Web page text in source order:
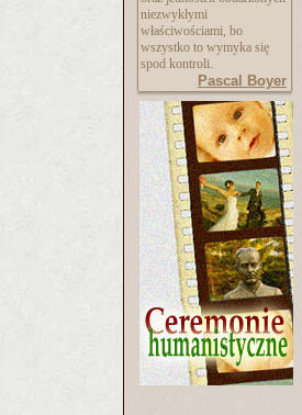
niezwykłymi
właściwościami, bo
wszystko to wymyka się
spod kontroli.
Pascal Boyer